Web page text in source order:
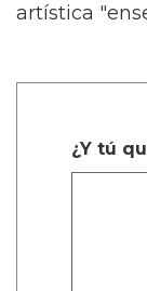
artística
¿Y tú